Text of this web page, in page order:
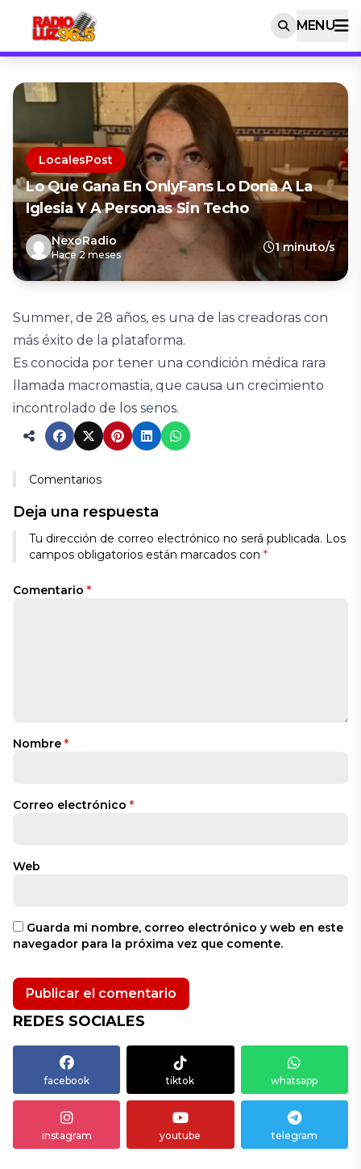
MENU
LocalesPost
Lo Que Gana En OnlyFans Lo Dona A La
Iglesia Y A Personas Sin Techo
NexoRadio
Hace 2 meses
1 minuto/s
Summer, de 28 años, es una de las creadoras con
más éxito de la plataforma.
Es conocida por tener una condición médica rara
llamada macromastia, que causa un crecimiento
incontrolado de los senos.
Comentarios
Deja una respuesta
Tu dirección de correo electrónico no será publicada. Los
campos obligatorios están marcados con *
Comentario *
Nombre *
Correo electrónico *
Web
Guarda mi nombre, correo electrónico y web en este
navegador para la próxima vez que comente.
REDES SOCIALES
facebook tiktok whatsapp
instagram youtube telegram